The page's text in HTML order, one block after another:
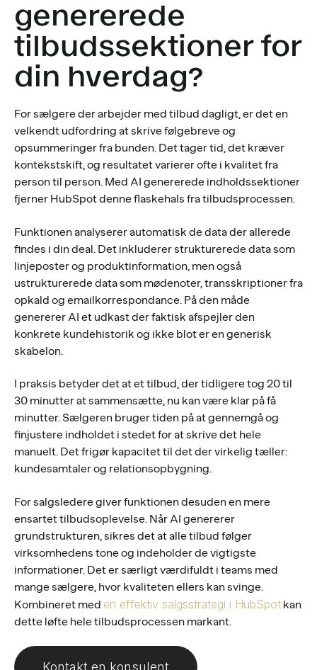
genererede
tilbudssektioner for
din hverdag?
For sælgere der arbejder med tilbud dagligt, er det en
velkendt udfordring at skrive følgebreve og
opsummeringer fra bunden. Det tager tid, det kræver
kontekstskift, og resultatet varierer ofte i kvalitet fra
person til person. Med AI genererede indholdssektioner
fjerner HubSpot denne flaskehals fra tilbudsprocessen.
Funktionen analyserer automatisk de data der allerede
findes i din deal. Det inkluderer strukturerede data som
linjeposter og produktinformation, men også
ustrukturerede data som mødenoter, transskriptioner fra
opkald og emailkorrespondance. På den måde
genererer AI et udkast der faktisk afspejler den
konkrete kundehistorik og ikke blot er en generisk
skabelon.
I praksis betyder det at et tilbud, der tidligere tog 20 til
30 minutter at sammensætte, nu kan være klar på få
minutter. Sælgeren bruger tiden på at gennemgå og
finjustere indholdet i stedet for at skrive det hele
manuelt. Det frigør kapacitet til det der virkelig tæller:
kundesamtaler og relationsopbygning.
For salgsledere giver funktionen desuden en mere
ensartet tilbudsoplevelse. Når AI genererer
grundstrukturen, sikres det at alle tilbud følger
virksomhedens tone og indeholder de vigtigste
informationer. Det er særligt værdifuldt i teams med
mange sælgere, hvor kvaliteten ellers kan svinge.
Kombineret med en effektiv salgsstrategi i HubSpot kan
dette løfte hele tilbudsprocessen markant.
Kontakt en konsulent